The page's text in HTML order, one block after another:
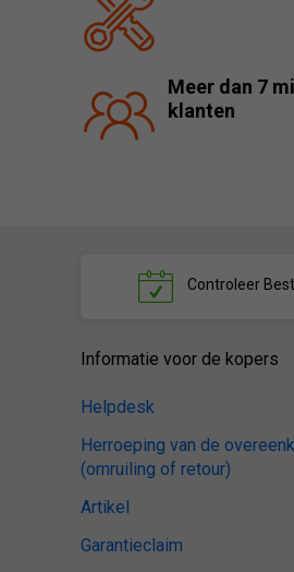
Meer dan 7
klanten
Controleer
Informatie voor de kopers
Helpdesk
Herroeping van de
(omruiling of retour)
Artikel
Garantieclaim